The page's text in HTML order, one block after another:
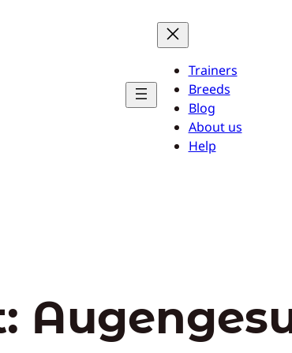
Trainers
Breeds
Blog
About us
Help